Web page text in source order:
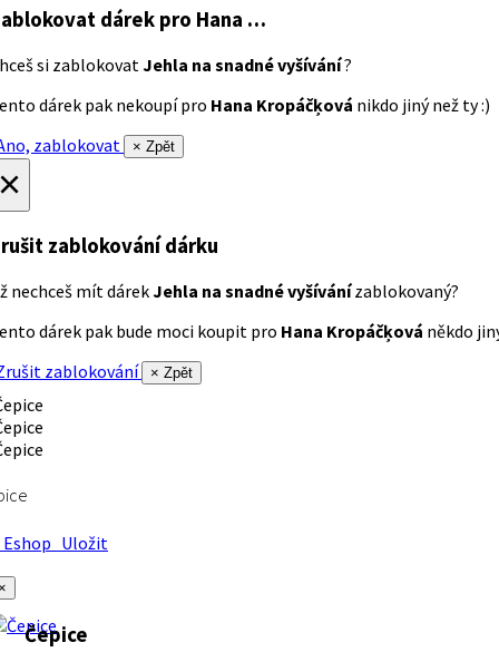
dárek pro Hana …
si zablokovatJehla na snadné vyšívání?
dárek pak nekoupí pro Hana Kropáčķová nikdo jiný než ty :)
zablokovat
× Zpět
zablokování dárku
nechceš mít dárekJehla na snadné vyšívánízablokovaný?
dárek pak bude moci koupit pro Hana Kropáčķová někdo
zablokování
× Zpět
Uložit
Čepice